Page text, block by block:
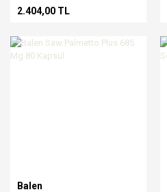
2.404,00 TL
Balen